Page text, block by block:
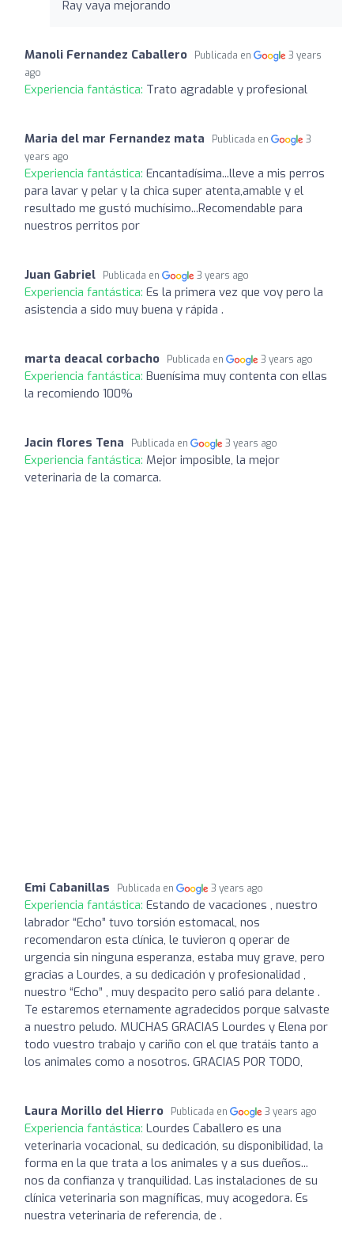
Ray vaya mejorando
Manoli Fernandez Caballero Publicada en
3 years
ago
Experiencia fantástica: Trato agradable y profesional
Maria del mar Fernandez mata Publicada en
3
years ago
Experiencia fantástica: Encantadísima...lleve a mis perros
para lavar y pelar y la chica super atenta,amable y el
resultado me gustó muchísimo...Recomendable para
nuestros perritos por
Juan Gabriel Publicada en 3 years ago
Experiencia fantástica: Es la primera vez que voy pero la
asistencia a sido muy buena y rápida .
marta deacal corbacho Publicada en 3 years ago
Experiencia fantástica: Buenísima muy contenta con ellas
la recomiendo 100%
Jacin flores Tena Publicada en 3 years ago
Experiencia fantástica: Mejor imposible, la mejor
veterinaria de la comarca.
Emi Cabanillas Publicada en 3 years ago
Experiencia fantástica: Estando de vacaciones , nuestro
labrador “Echo” tuvo torsión estomacal, nos
recomendaron esta clínica, le tuvieron q operar de
urgencia sin ninguna esperanza, estaba muy grave, pero
gracias a Lourdes, a su dedicación y profesionalidad ,
nuestro “Echo” , muy despacito pero salió para delante .
Te estaremos eternamente agradecidos porque salvaste
a nuestro peludo. MUCHAS GRACIAS Lourdes y Elena por
todo vuestro trabajo y cariño con el que tratáis tanto a
los animales como a nosotros. GRACIAS POR TODO,
Laura Morillo del Hierro Publicada en 3 years ago
Experiencia fantástica: Lourdes Caballero es una
veterinaria vocacional, su dedicación, su disponibilidad, la
forma en la que trata a los animales y a sus dueños...
nos da confianza y tranquilidad. Las instalaciones de su
clínica veterinaria son magníficas, muy acogedora. Es
nuestra veterinaria de referencia, de .